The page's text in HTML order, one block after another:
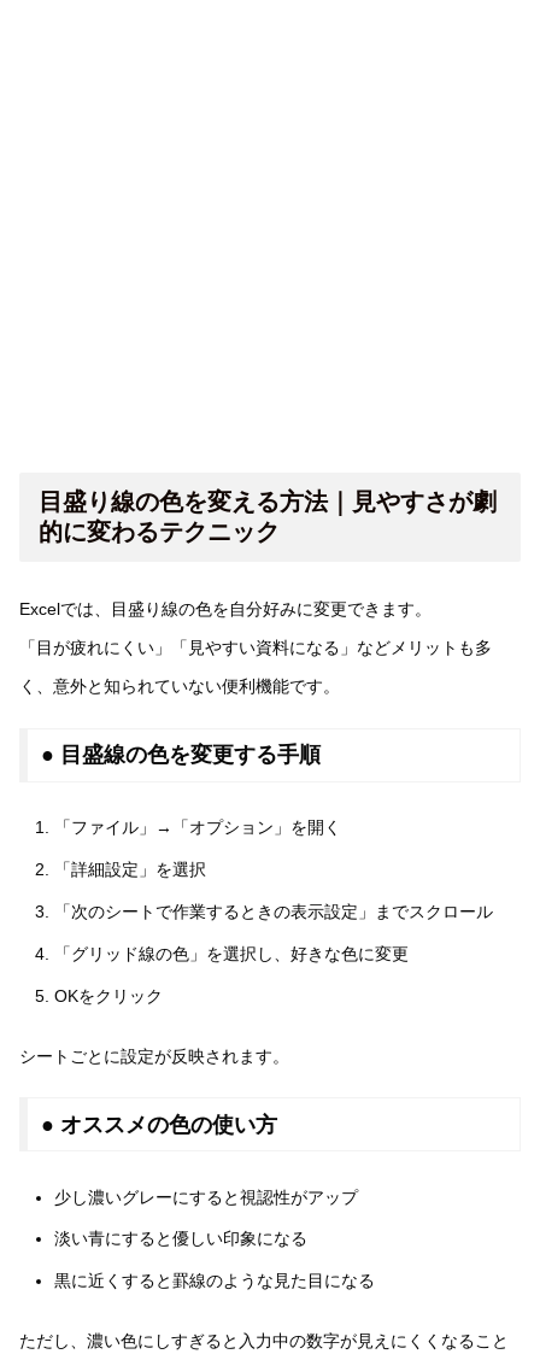
目盛り線の色を変える方法｜見やすさが劇
的に変わるテクニック
Excelでは、目盛り線の色を自分好みに変更できます。
「目が疲れにくい」「見やすい資料になる」などメリットも多
く、意外と知られていない便利機能です。
● 目盛線の色を変更する手順
「ファイル」→「オプション」を開く
「詳細設定」を選択
「次のシートで作業するときの表示設定」までスクロール
「グリッド線の色」を選択し、好きな色に変更
OKをクリック
シートごとに設定が反映されます。
● オススメの色の使い方
少し濃いグレーにすると視認性がアップ
淡い青にすると優しい印象になる
黒に近くすると罫線のような見た目になる
ただし、濃い色にしすぎると入力中の数字が見えにくくなること